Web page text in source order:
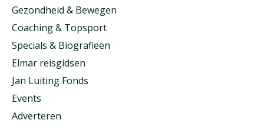
Gezondheid & Bewegen
Coaching & Topsport
Specials & Biografieën
Elmar reisgidsen
Jan Luiting Fonds
Events
Adverteren